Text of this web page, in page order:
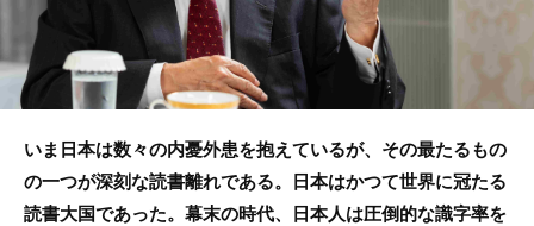
いま日本は数々の内憂外患を抱えているが、その最たるもの
の一つが深刻な読書離れである。日本はかつて世界に冠たる
読書大国であった。幕末の時代、日本人は圧倒的な識字率を